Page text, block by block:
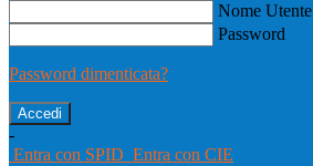
Nome Utente
Password
Password dimenticata?
-
Entra con SPID Entra con CIE